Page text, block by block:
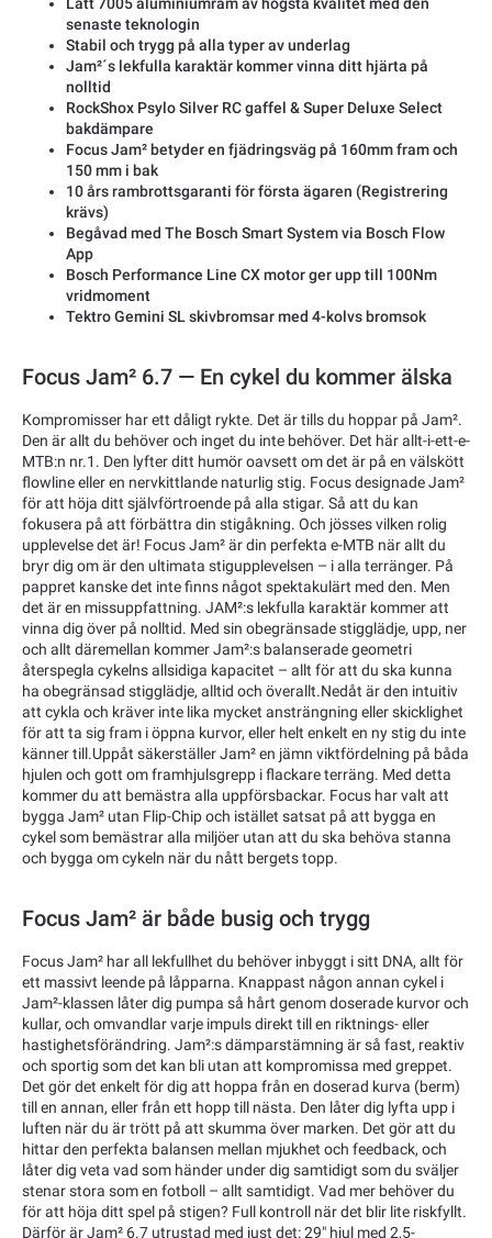
Lätt 7005 aluminiumram av högsta kvalitet med den
senaste teknologin
Stabil och trygg på alla typer av underlag
Jam²´s lekfulla karaktär kommer vinna ditt hjärta på
nolltid
RockShox Psylo Silver RC gaffel & Super Deluxe Select
bakdämpare
Focus Jam² betyder en fjädringsväg på 160mm fram och
150 mm i bak
10 års rambrottsgaranti för första ägaren (Registrering
krävs)
Begåvad med The Bosch Smart System via Bosch Flow
App
Bosch Performance Line CX motor ger upp till 100Nm
vridmoment
Tektro Gemini SL skivbromsar med 4-kolvs bromsok
Focus Jam² 6.7 — En cykel du kommer älska
Kompromisser har ett dåligt rykte. Det är tills du hoppar på Jam².
Den är allt du behöver och inget du inte behöver. Det här allt-i-ett-e-
MTB:n nr.1. Den lyfter ditt humör oavsett om det är på en välskött
flowline eller en nervkittlande naturlig stig. Focus designade Jam²
för att höja ditt självförtroende på alla stigar. Så att du kan
fokusera på att förbättra din stigåkning. Och jösses vilken rolig
upplevelse det är! Focus Jam² är din perfekta e-MTB när allt du
bryr dig om är den ultimata stigupplevelsen – i alla terränger. På
pappret kanske det inte finns något spektakulärt med den. Men
det är en missuppfattning. JAM²:s lekfulla karaktär kommer att
vinna dig över på nolltid. Med sin obegränsade stigglädje, upp, ner
och allt däremellan kommer Jam²:s balanserade geometri
återspegla cykelns allsidiga kapacitet – allt för att du ska kunna
ha obegränsad stigglädje, alltid och överallt.Nedåt är den intuitiv
att cykla och kräver inte lika mycket ansträngning eller skicklighet
för att ta sig fram i öppna kurvor, eller helt enkelt en ny stig du inte
känner till.Uppåt säkerställer Jam² en jämn viktfördelning på båda
hjulen och gott om framhjulsgrepp i flackare terräng. Med detta
kommer du att bemästra alla uppförsbackar. Focus har valt att
bygga Jam² utan Flip-Chip och istället satsat på att bygga en
cykel som bemästrar alla miljöer utan att du ska behöva stanna
och bygga om cykeln när du nått bergets topp.
Focus Jam² är både busig och trygg
Focus Jam² har all lekfullhet du behöver inbyggt i sitt DNA, allt för
ett massivt leende på låpparna. Knappast någon annan cykel i
Jam²-klassen låter dig pumpa så hårt genom doserade kurvor och
kullar, och omvandlar varje impuls direkt till en riktnings- eller
hastighetsförändring. Jam²:s dämparstämning är så fast, reaktiv
och sportig som det kan bli utan att kompromissa med greppet.
Det gör det enkelt för dig att hoppa från en doserad kurva (berm)
till en annan, eller från ett hopp till nästa. Den låter dig lyfta upp i
luften när du är trött på att skumma över marken. Det gör att du
hittar den perfekta balansen mellan mjukhet och feedback, och
låter dig veta vad som händer under dig samtidigt som du sväljer
stenar stora som en fotboll – allt samtidigt. Vad mer behöver du
för att höja ditt spel på stigen? Full kontroll när det blir lite riskfyllt.
Därför är Jam² 6.7 utrustad med just det: 29" hjul med 2,5-